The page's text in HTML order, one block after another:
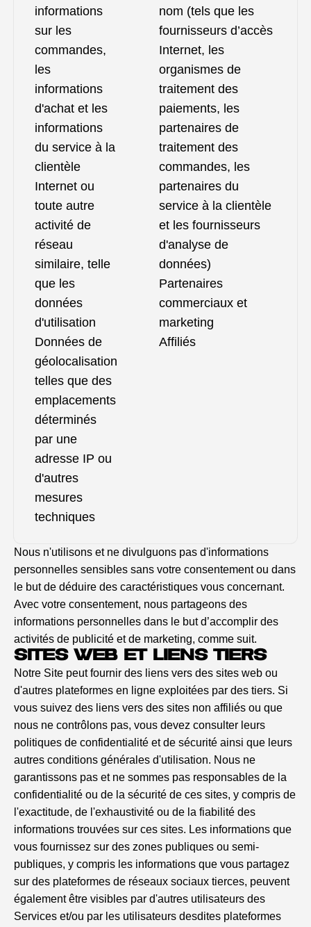
informations
sur les
commandes,
les
informations
d'achat et les
informations
du service à la
clientèle
Internet ou
toute autre
activité de
réseau
similaire, telle
que les
données
d'utilisation
Données de
géolocalisation
telles que des
emplacements
déterminés
par une
adresse IP ou
d'autres
mesures
techniques
nom (tels que les
fournisseurs d’accès
Internet, les
organismes de
traitement des
paiements, les
partenaires de
traitement des
commandes, les
partenaires du
service à la clientèle
et les fournisseurs
d'analyse de
données)
Partenaires
commerciaux et
marketing
Affiliés
Nous n'utilisons et ne divulguons pas d'informations
personnelles sensibles sans votre consentement ou dans
le but de déduire des caractéristiques vous concernant.
Avec votre consentement, nous partageons des
informations personnelles dans le but d’accomplir des
activités de publicité et de marketing, comme suit.
SITES WEB ET LIENS TIERS
Notre Site peut fournir des liens vers des sites web ou
d'autres plateformes en ligne exploitées par des tiers. Si
vous suivez des liens vers des sites non affiliés ou que
nous ne contrôlons pas, vous devez consulter leurs
politiques de confidentialité et de sécurité ainsi que leurs
autres conditions générales d'utilisation. Nous ne
garantissons pas et ne sommes pas responsables de la
confidentialité ou de la sécurité de ces sites, y compris de
l'exactitude, de l'exhaustivité ou de la fiabilité des
informations trouvées sur ces sites. Les informations que
vous fournissez sur des zones publiques ou semi-
publiques, y compris les informations que vous partagez
sur des plateformes de réseaux sociaux tierces, peuvent
également être visibles par d'autres utilisateurs des
Services et/ou par les utilisateurs desdites plateformes